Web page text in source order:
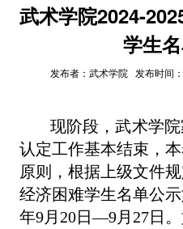
武术学院2024-
学生
发布者：武术学院 发布时间
现阶段，武术学
认定工作基本结束，
原则， 根据上级文件
经济困难学生名单公
年9月20日—9月27日